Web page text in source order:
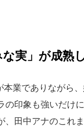
な実」が成熟
業でありながら
の印象も強いだけ
、田中アナのこれ